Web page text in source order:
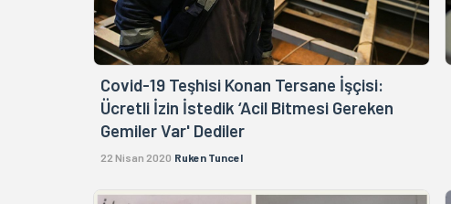
Covid-19 Teşhisi Konan Tersane İşçisi:
Ücretli İzin İstedik ‘Acil Bitmesi Gereken
Gemiler Var' Dediler
22 Nisan 2020 Ruken Tuncel